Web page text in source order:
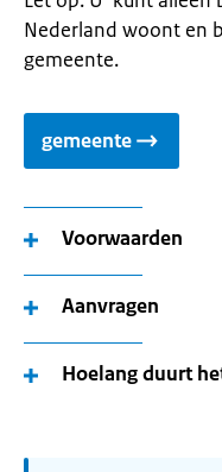
Nederland woont en
gemeente.
gemeente
Voorwaarden
Aanvragen
Hoelang duurt